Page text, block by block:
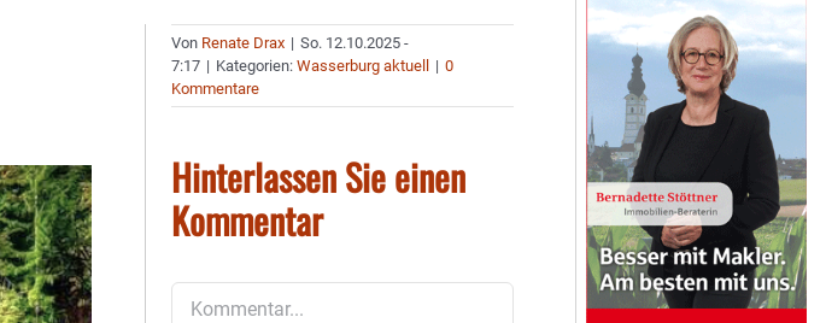
Von Renate Drax | So. 12.10.2025 -
7:17 | Kategorien:Wasserburg aktuell | 0
Kommentare
Hinterlassen Sie einen
Kommentar